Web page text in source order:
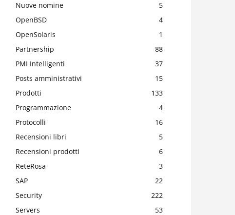
Nuove nomine
5
OpenBSD
4
OpenSolaris
1
Partnership
88
PMI Intelligenti
37
Posts amministrativi
15
Prodotti
133
Programmazione
4
Protocolli
16
Recensioni libri
5
Recensioni prodotti
6
ReteRosa
3
SAP
22
Security
222
Servers
53